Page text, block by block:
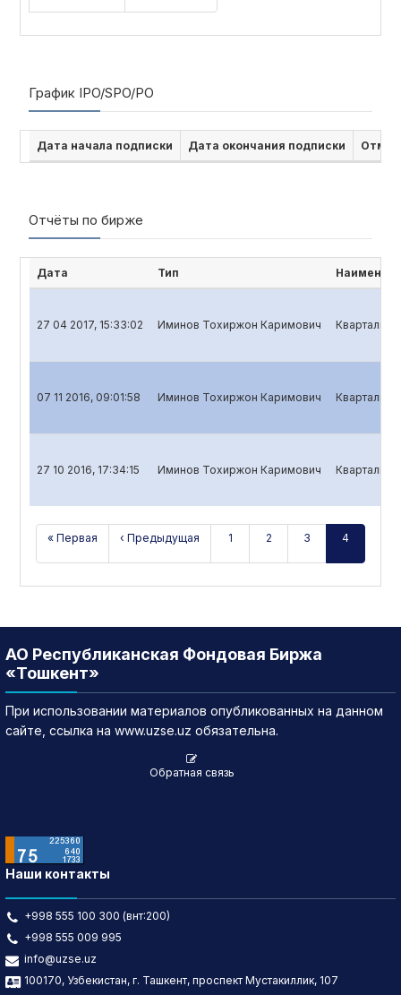
График IPO/SPO/PO
Дата начала подписки Дата окончания подписки
Отчёты по бирже
Дата Тип
27 04 2017, 15:33:02 Иминов Тохиржон Каримович
07 11 2016, 09:01:58 Иминов Тохиржон Каримович
27 10 2016, 17:34:15 Иминов Тохиржон Каримович
« Первая ‹ Предыдущая 1 2 3 4
АО Республиканская Фондовая Биржа
«Тошкент»
При использовании материалов опубликованных на данном
сайте, ссылка на www.uzse.uz обязательна.
Обратная связь
Наши контакты
+998 555 100 300 (внт:200)
+998 555 009 995
info@uzse.uz
100170, Узбекистан, г. Ташкент, проспект Мустакиллик, 107